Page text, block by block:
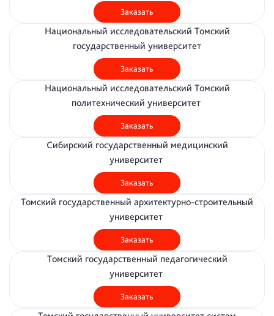
Заказать
Национальный исследовательский Томский
государственный университет
Заказать
Национальный исследовательский Томский
политехнический университет
Заказать
Сибирский государственный медицинский
университет
Заказать
Томский государственный архитектурно-строительный
университет
Заказать
Томский государственный педагогический
университет
Заказать